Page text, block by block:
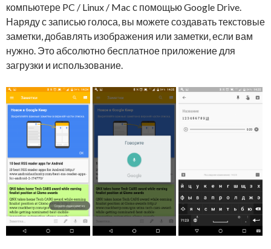
компьютере PC / Linux / Mac с помощью Google Drive.
Наряду сзаписью голоса, вы можете создавать текстовые
заметки, добавлять изображения или заметки, если вам
нужно. Это абсолютно бесплатное приложение для
загрузки и использование.